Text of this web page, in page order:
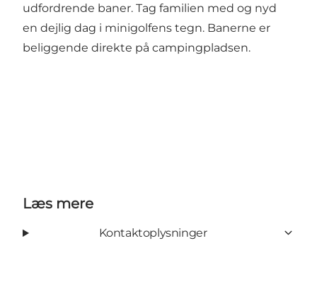
udfordrende baner. Tag familien med og nyd
en dejlig dag i minigolfens tegn. Banerne er
beliggende direkte på campingpladsen.
Læs mere
Kontaktoplysninger